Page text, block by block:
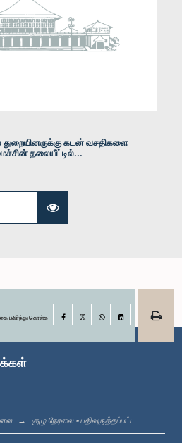
உறுப்பினர்
துறையினருக்கு கடன் வசதிகளை
தலையீட்டில்...
பகிர்ந்து கொள்க Facebook
LinkedIn
குழு நேரலை - பதிவுருத்தப்பட்ட